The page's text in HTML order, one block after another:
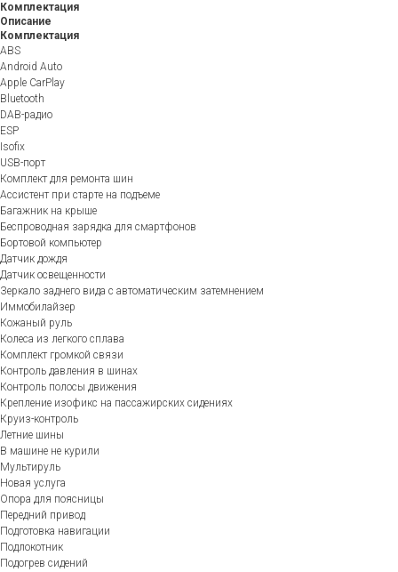
Комплектация
Описание
Комплектация
ABS
Android Auto
Apple CarPlay
Bluetooth
DAB-радио
ESP
Isofix
USB-порт
Комплект для ремонта шин
Ассистент при старте на подъеме
Багажник на крыше
Беспроводная зарядка для смартфонов
Бортовой компьютер
Датчик дождя
Датчик освещенности
Зеркало заднего вида с автоматическим затемнением
Иммобилайзер
Кожаный руль
Колеса из легкого сплава
Комплект громкой связи
Контроль давления в шинах
Контроль полосы движения
Крепление изофикс на пассажирских сидениях
Круиз-контроль
Летние шины
В машине не курили
Мультируль
Новая услуга
Опора для поясницы
Передний привод
Подготовка навигации
Подлокотник
Подогрев сидений